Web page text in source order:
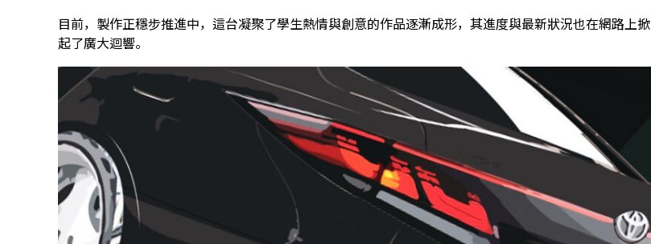
目前，製作正穩步推進中，這台凝聚了學生熱情與創意的作品逐漸成形，其進度與最新狀況也在網路上掀
起了廣大迴響。